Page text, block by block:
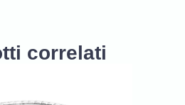
correlati